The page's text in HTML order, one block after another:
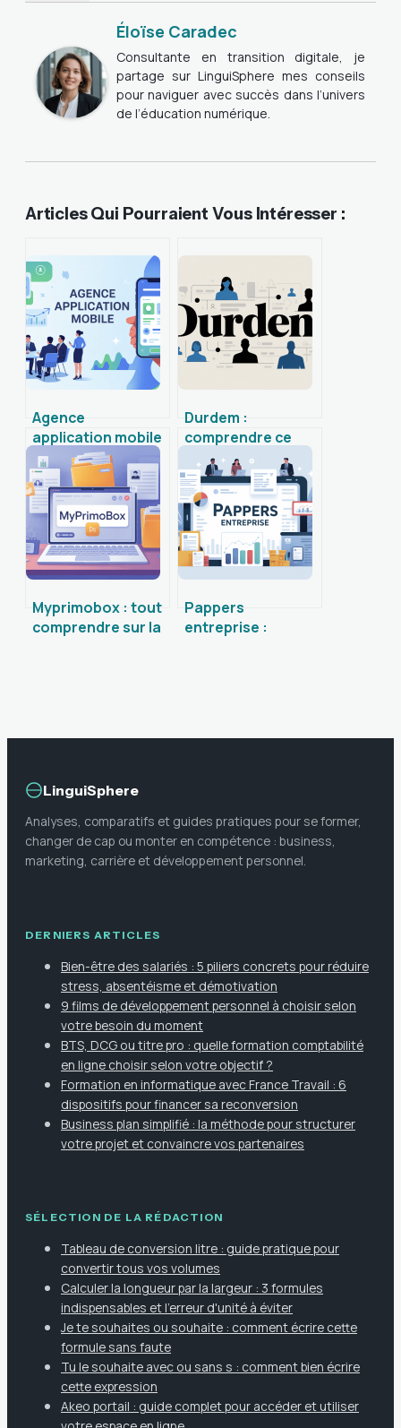
Éloïse Caradec
Consultante en transition digitale, je
partage sur LinguiSphere mes conseils
pour naviguer avec succès dans l’univers
de l’éducation numérique.
Articles Qui Pourraient Vous Intéresser :
Agence
application mobile
dualmedia :
comment choisir le
bon partenaire
digital
Durdem :
comprendre ce
nom rare et ses
usages en ligne
Myprimobox : tout
comprendre sur la
Pappers
entreprise :
LinguiSphere
Analyses, comparatifs et guides pratiques pour se former,
changer de cap ou monter en compétence : business,
marketing, carrière et développement personnel.
DERNIERS ARTICLES
Bien-être des salariés : 5 piliers concrets pour réduire
stress, absentéisme et démotivation
9 films de développement personnel à choisir selon
votre besoin du moment
BTS, DCG ou titre pro : quelle formation comptabilité
en ligne choisir selon votre objectif ?
Formation en informatique avec France Travail : 6
dispositifs pour financer sa reconversion
Business plan simplifié : la méthode pour structurer
votre projet et convaincre vos partenaires
SÉLECTION DE LA RÉDACTION
Tableau de conversion litre : guide pratique pour
convertir tous vos volumes
Calculer la longueur par la largeur : 3 formules
indispensables et l'erreur d'unité à éviter
Je te souhaites ou souhaite : comment écrire cette
formule sans faute
Tu le souhaite avec ou sans s : comment bien écrire
cette expression
Akeo portail : guide complet pour accéder et utiliser